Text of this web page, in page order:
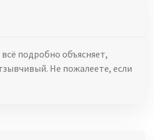
подробно объясняет,
Не пожалеете, если